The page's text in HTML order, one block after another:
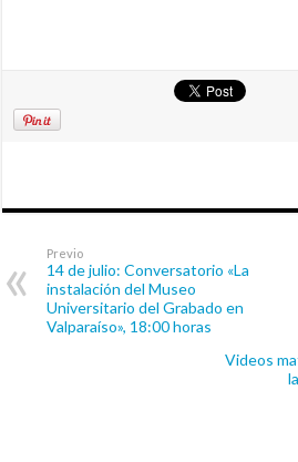
Previo
14 de julio: Conversatorio «La
instalación del Museo
Universitario del Grabado en
Valparaíso», 18:00 horas
Videos